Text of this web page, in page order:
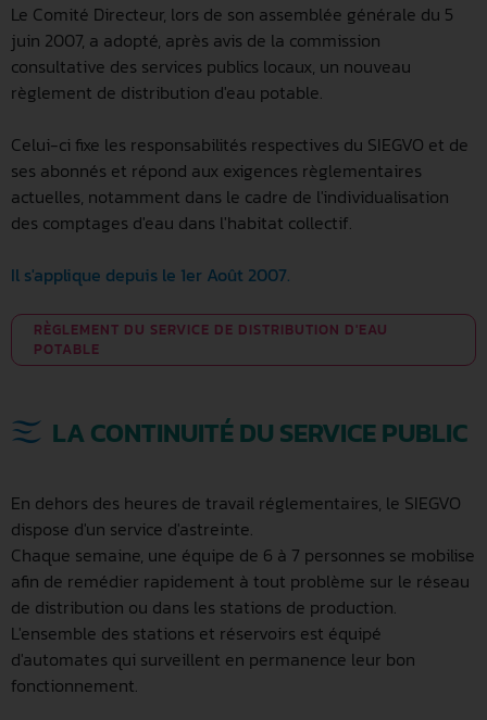
Le Comité Directeur, lors de son assemblée générale du 5
juin 2007, a adopté, après avis de la commission
consultative des services publics locaux, un nouveau
règlement de distribution d'eau potable.
Celui-ci fixe les responsabilités respectives du SIEGVO et de
ses abonnés et répond aux exigences règlementaires
actuelles, notamment dans le cadre de l'individualisation
des comptages d'eau dans l'habitat collectif.
Il s'applique depuis le 1er Août 2007.
RÈGLEMENT DU SERVICE DE DISTRIBUTION D'EAU
POTABLE
LA CONTINUITÉ DU SERVICE PUBLIC
En dehors des heures de travail réglementaires, le SIEGVO
dispose d'un service d'astreinte.
Chaque semaine, une équipe de 6 à 7 personnes se mobilise
afin de remédier rapidement à tout problème sur le réseau
de distribution ou dans les stations de production.
L'ensemble des stations et réservoirs est équipé
d'automates qui surveillent en permanence leur bon
fonctionnement.